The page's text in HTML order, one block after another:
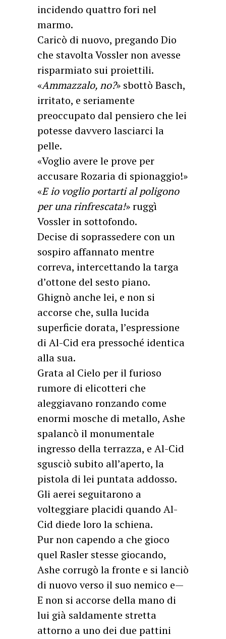
incidendo quattro fori nel
marmo.
Caricò di nuovo, pregando Dio
che stavolta Vossler non avesse
risparmiato sui proiettili.
«Ammazzalo, no?» sbottò Basch,
irritato, e seriamente
preoccupato dal pensiero che lei
potesse davvero lasciarci la
pelle.
«Voglio avere le prove per
accusare Rozaria di spionaggio!»
«E io voglio portarti al poligono
per una rinfrescata!» ruggì
Vossler in sottofondo.
Decise di soprassedere con un
sospiro affannato mentre
correva, intercettando la targa
d’ottone del sesto piano.
Ghignò anche lei, e non si
accorse che, sulla lucida
superficie dorata, l’espressione
di Al-Cid era pressoché identica
alla sua.
Grata al Cielo per il furioso
rumore di elicotteri che
aleggiavano ronzando come
enormi mosche di metallo, Ashe
spalancò il monumentale
ingresso della terrazza, e Al-Cid
sgusciò subito all’aperto, la
pistola di lei puntata addosso.
Gli aerei seguitarono a
volteggiare placidi quando Al-
Cid diede loro la schiena.
Pur non capendo a che gioco
quel Rasler stesse giocando,
Ashe corrugò la fronte e si lanciò
di nuovo verso il suo nemico e—
E non si accorse della mano di
lui già saldamente stretta
attorno a uno dei due pattini